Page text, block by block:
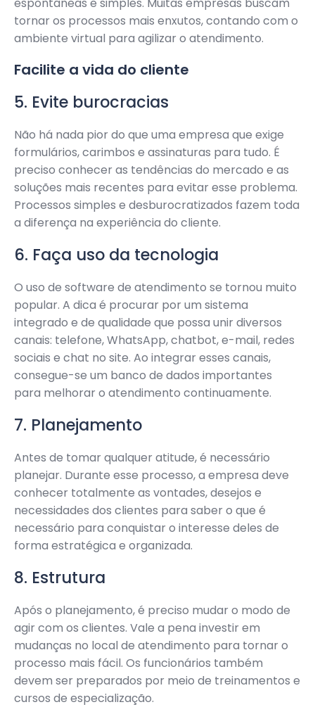
tornar os processos mais enxutos, contando com o
ambiente virtual para agilizar o atendimento.
Facilite a vida do cliente
5. Evite burocracias
Não há nada pior do que uma empresa que exige
formulários, carimbos e assinaturas para tudo. É
preciso conhecer as tendências do mercado e as
soluções mais recentes para evitar esse problema.
Processos simples e desburocratizados fazem toda
a diferença na experiência do cliente.
6. Faça uso da tecnologia
O uso de software de atendimento se tornou muito
popular. A dica é procurar por um sistema
integrado e de qualidade que possa unir diversos
canais: telefone, WhatsApp, chatbot, e-mail, redes
sociais e chat no site. Ao integrar esses canais,
consegue-se um banco de dados importantes
para melhorar o atendimento continuamente.
7. Planejamento
Antes de tomar qualquer atitude, é necessário
planejar. Durante esse processo, a empresa deve
conhecer totalmente as vontades, desejos e
necessidades dos clientes para saber o que é
necessário para conquistar o interesse deles de
forma estratégica e organizada.
8. Estrutura
Após o planejamento, é preciso mudar o modo de
agir com os clientes. Vale a pena investir em
mudanças no local de atendimento para tornar o
processo mais fácil. Os funcionários também
devem ser preparados por meio de treinamentos e
cursos de especialização.